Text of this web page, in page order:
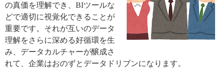
の真価を理解でき、BIツールな
どで適切に視覚化できることが
重要です。それが互いのデータ
理解をさらに深める好循環を生
み、データカルチャーが醸成さ
れて、企業はおのずとデータドリブンになります。